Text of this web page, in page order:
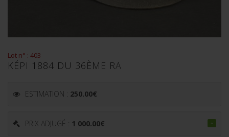
Lot n° : 403
KÉPI 1884 DU 36ÈME RA
ESTIMATION : 250.00€
PRIX ADJUGÉ : 1 000.00€